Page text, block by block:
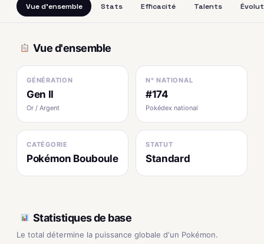
Vue d'ensemble Stats Efficacité Talents
Vue d'ensemble
GÉNÉRATION
Gen II
Or / Argent
N° NATIONAL
#174
Pokédex national
CATÉGORIE
Pokémon Bouboule
STATUT
Standard
Statistiques de base
Le total détermine la puissance globale d'un Pokémon.